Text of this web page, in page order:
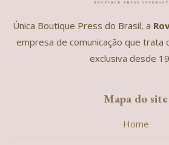
Única Boutique Press do Brasil, a
empresa de comunicação que trata
exclusiva desde
Mapa do site
Home